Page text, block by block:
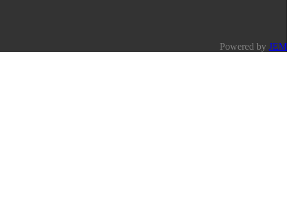
Powered by JEM